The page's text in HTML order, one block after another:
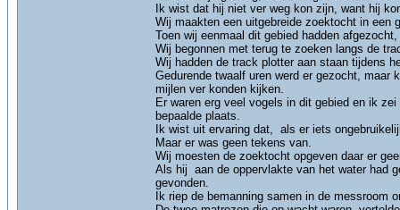
Ik wist dat hij niet ver weg kon zijn, want hij
Wij maakten een uitgebreide zoektocht in een
Toen wij eenmaal dit gebied hadden
Wij begonnen met terug te zoeken langs de
Wij hadden de track plotter aan staan tijdens
Gedurende twaalf uren werd er gezocht,
mijlen ver konden kijken.
Er waren erg veel vogels in dit gebied en ik
bepaalde plaats.
Ik wist uit ervaring dat, als er iets
Maar er was geen tekens van.
Wij moesten de zoektocht opgeven daar er
Als hij aan de oppervlakte van het water had
gevonden.
Ik riep de bemanning samen in de messroom